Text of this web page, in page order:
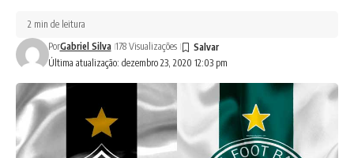
Última atualização: dezembro 23, 2020 12:03 pm
PorGabriel Silva 178 Visualizações
2 min de leitura